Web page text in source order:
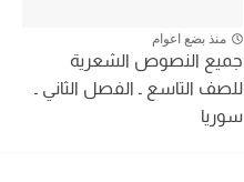
منذ بضع اعوام
جميع النصوص الشعرية
للصف التاسع ـ الفصل الثاني ـ
سوريا